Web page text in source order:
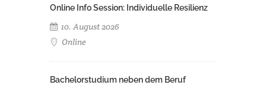
Online Info Session: Individuelle Resilienz
10. August 2026
Online
Bachelorstudium neben dem Beruf